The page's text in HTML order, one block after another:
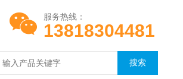
服务热线：
13818304481